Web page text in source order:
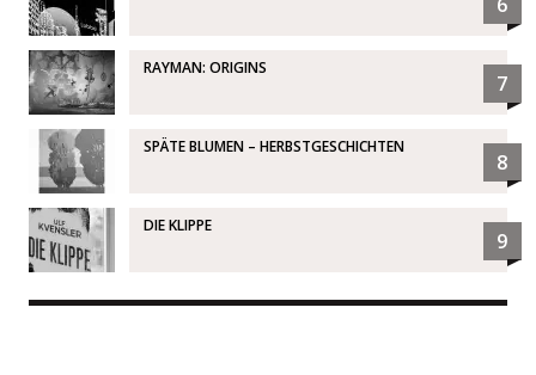
RAYMAN: ORIGINS
7
SPÄTE BLUMEN – HERBSTGESCHICHTEN
8
DIE KLIPPE
9